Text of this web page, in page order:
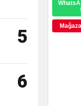
5
6